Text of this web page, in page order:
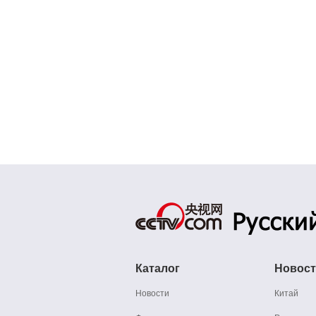
Каталог
Новости Китай